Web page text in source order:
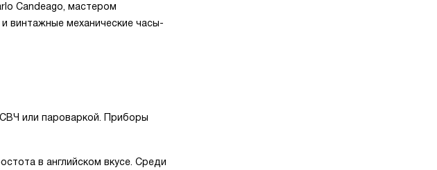
Candeago, мастером
винтажные механические часы-
или пароваркой. Приборы
в английском вкусе. Среди